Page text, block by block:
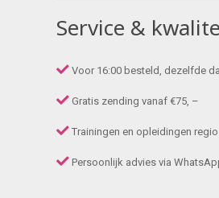
Service &
Voor 16:00 besteld, dezelfde
Gratis zending vanaf €75, –
Trainingen en opleidingen
Persoonlijk advies via